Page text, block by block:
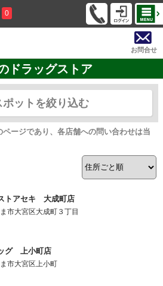
0
お問合せ
ドラッグストア
ポットを絞り込む
ージであり、各店舗への問い合わせは当
トアセキ 大成町店
市大宮区大成町３丁目
グ 上小町店
市大宮区上小町